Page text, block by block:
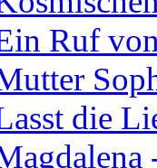
Ruf
die